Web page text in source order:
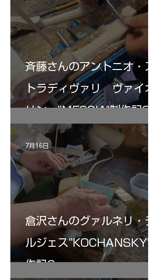
斉藤さんのアントニオ・ス
トラディヴァリ ヴァイオ
リン ”MESSIA"制作記32
倉沢さんのグァルネリ・デ
ルジェス”KOCHANSKY"制
作記6
7月16日